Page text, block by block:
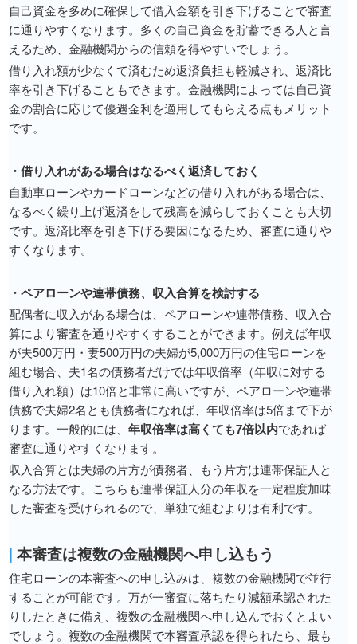
自己資金を多めに確保して借入金額を引き下げることで審査
に通りやすくなります。多くの自己資金を貯蓄できる人と言
えるため、金融機関からの信頼を得やすいでしょう。
借り入れ額が少なくて済むため返済負担も軽減され、返済比
率を引き下げることもできます。金融機関によっては自己資
金の割合に応じて優遇金利を適用してもらえる点もメリット
です。
・借り入れがある場合はなるべく返済しておく
自動車ローンやカードローンなどの借り入れがある場合は、
なるべく繰り上げ返済をして残高を減らしておくことも大切
です。返済比率を引き下げる要因になるため、審査に通りや
すくなります。
・ペアローンや連帯債務、収入合算を検討する
配偶者に収入がある場合は、ペアローンや連帯債務、収入合
算により審査を通りやすくすることができます。例えば年収
が夫500万円・妻500万円の夫婦が5,000万円の住宅ローンを
組む場合、夫1名の債務者だけでは年収倍率（年収に対する
借り入れ額）は10倍と非常に高いですが、ペアローンや連帯
債務で夫婦2名とも債務者になれば、年収倍率は5倍まで下が
ります。一般的には、 年収倍率は高くても7倍以内であれば
審査に通りやすくなります。
収入合算とは夫婦の片方が債務者、もう片方は連帯保証人と
なる方法です。こちらも連帯保証人分の年収を一定程度加味
した審査を受けられるので、単独で組むよりは有利です。
| 本審査は複数の金融機関へ申し込もう
住宅ローンの本審査への申し込みは、複数の金融機関で並行
することが可能です。万が一審査に落ちたり減額承認された
りしたときに備え、複数の金融機関へ申し込んでおくとよい
でしょう。複数の金融機関で本審査承認を得られたら、最も